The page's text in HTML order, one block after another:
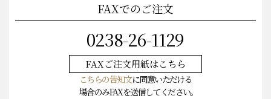
FAXでのご注文
0238-26-1129
FAXご注文用紙はこちら
こちらの告知文に同意いただける
場合のみFAXを送信してください。